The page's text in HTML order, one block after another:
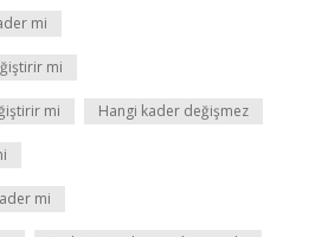
mi
mi
mi Hangi kader değişmez
mi